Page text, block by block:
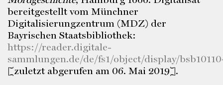
bereitgestellt vom Münchner
Digitalisierungzentrum (MDZ) der
Bayrischen Staatsbibliothek:
https://reader.digitale-
sammlungen.de/de/fs1/object/display/
[zuletzt abgerufen am 06. Mai 2019].